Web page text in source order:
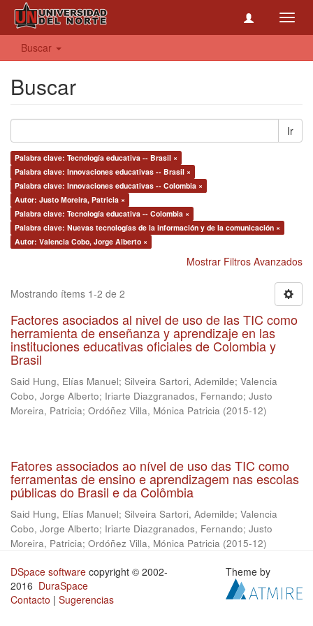
Buscar
Buscar
Ir
Palabra clave: Tecnología educativa -- Brasil ×
Palabra clave: Innovaciones educativas -- Brasil ×
Palabra clave: Innovaciones educativas -- Colombia ×
Autor: Justo Moreira, Patricia ×
Palabra clave: Tecnología educativa -- Colombia ×
Palabra clave: Nuevas tecnologías de la información y de la comunicación ×
Autor: Valencia Cobo, Jorge Alberto ×
Mostrar Filtros Avanzados
Mostrando ítems 1-2 de 2
Factores asociados al nivel de uso de las TIC como
herramienta de enseñanza y aprendizaje en las
instituciones educativas oficiales de Colombia y
Brasil
Said Hung, Elías Manuel; Silveira Sartori, Ademilde; Valencia
Cobo, Jorge Alberto; Iriarte Diazgranados, Fernando; Justo
Moreira, Patricia; Ordóñez Villa, Mónica Patricia (2015-12)
Fatores associados ao nível de uso das TIC como
ferramentas de ensino e aprendizagem nas escolas
públicas do Brasil e da Colômbia
Said Hung, Elías Manuel; Silveira Sartori, Ademilde; Valencia
Cobo, Jorge Alberto; Iriarte Diazgranados, Fernando; Justo
Moreira, Patricia; Ordóñez Villa, Mónica Patricia (2015-12)
DSpace software copyright © 2002-
2016 DuraSpace
Contacto | Sugerencias
Theme by